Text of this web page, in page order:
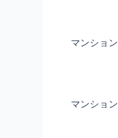
マンショ
マンショ